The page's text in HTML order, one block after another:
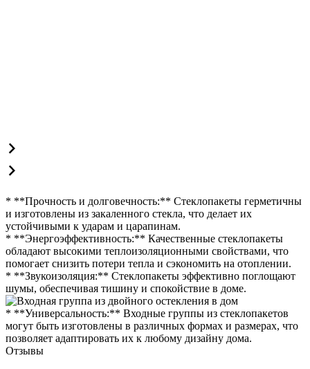
* **Прочность и долговечность:** Стеклопакеты герметичны
и изготовлены из закаленного стекла, что делает их
устойчивыми к ударам и царапинам.
* **Энергоэффективность:** Качественные стеклопакеты
обладают высокими теплоизоляционными свойствами, что
помогает снизить потери тепла и сэкономить на отоплении.
* **Звукоизоляция:** Стеклопакеты эффективно поглощают
шумы, обеспечивая тишину и спокойствие в доме.
* **Универсальность:** Входные группы из стеклопакетов
могут быть изготовлены в различных формах и размерах, что
позволяет адаптировать их к любому дизайну дома.
Отзывы